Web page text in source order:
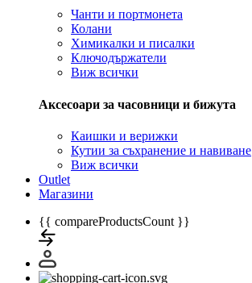
Чанти и портмонета
Колани
Химикалки и писалки
Ключодържатели
Виж всички
Аксесоари за часовници и бижута
Каишки и верижки
Кутии за съхранение и навиване
Виж всички
Outlet
Магазини
{{ compareProductsCount }}